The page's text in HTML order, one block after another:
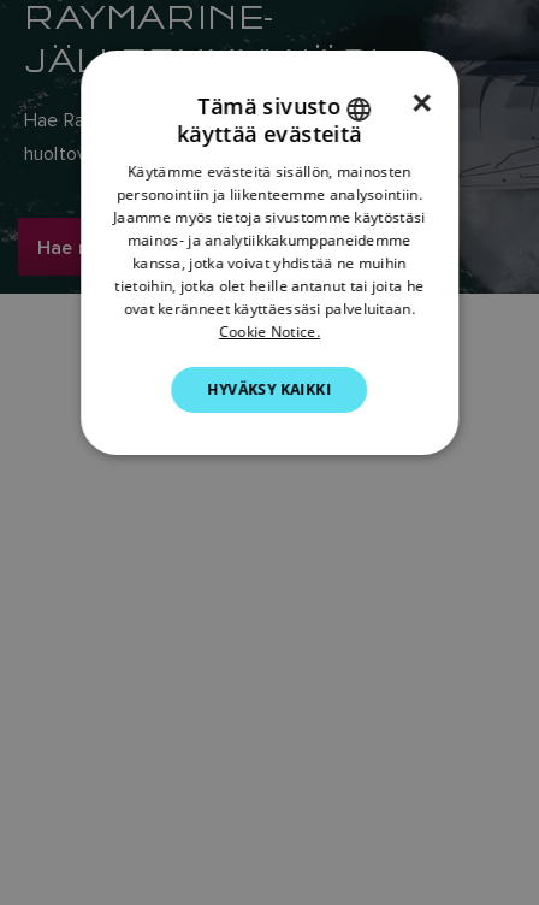
RAYMARINE-
JÄLLEENMYYJÄSI
Hae Raymarinen maailmanlaajuisesta myynti- ja
huoltoverkostosta täältä.
Hae nyt
ENGLISH
FRENCH
DANISH
ITALIAN
SWEDISH
DUTCH
×
Tämä sivusto
käyttää evästeitä
Käytämme evästeitä sisällön, mainosten
personointiin ja liikenteemme analysointiin.
Jaamme myös tietoja sivustomme käytöstäsi
mainos- ja analytiikkakumppaneidemme
kanssa, jotka voivat yhdistää ne muihin
tietoihin, jotka olet heille antanut tai joita he
ovat keränneet käyttäessäsi palveluitaan.
Cookie Notice.
HYVÄKSY KAIKKI